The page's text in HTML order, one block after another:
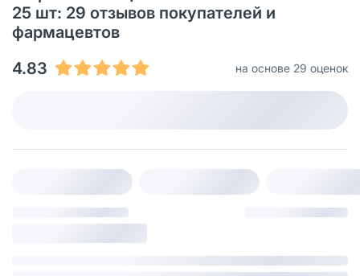
25 шт: 29 отзывов покупателей и
фармацевтов
4.83
на основе 29 оценок